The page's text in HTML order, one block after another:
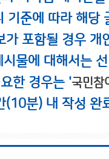
기준에 따라 해당
포함될 경우
물에 대해서는
한 경우는 '국민참
(10분) 내 작성 완